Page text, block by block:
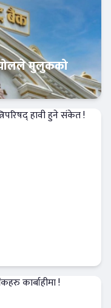
मुलुकको